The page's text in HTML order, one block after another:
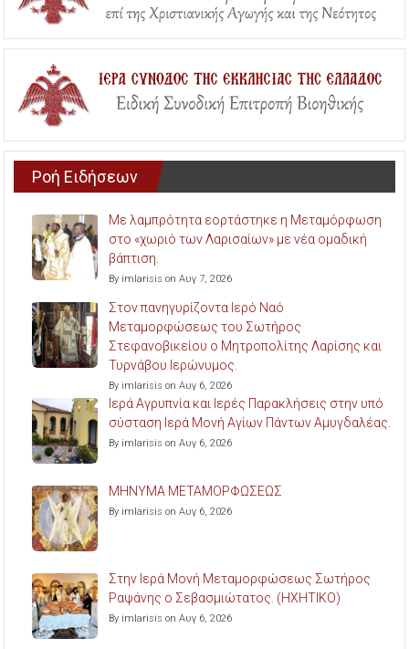
Ροή Ειδήσεων
Με λαμπρότητα εορτάστηκε η Μεταμόρφωση
στο «χωριό των Λαρισαίων» με νέα ομαδική
βάπτιση.
By imlarisis on Αυγ 7, 2026
Στον πανηγυρίζοντα Ιερό Ναό
Μεταμορφώσεως του Σωτήρος
Στεφανοβικείου ο Μητροπολίτης Λαρίσης και
Τυρνάβου Ιερώνυμος.
By imlarisis on Αυγ 6, 2026
Ιερά Αγρυπνία και Ιερές Παρακλήσεις στην υπό
σύσταση Ιερά Μονή Αγίων Πάντων Αμυγδαλέας.
By imlarisis on Αυγ 6, 2026
ΜΗΝΥΜΑ ΜΕΤΑΜΟΡΦΩΣΕΩΣ
By imlarisis on Αυγ 6, 2026
Στην Ιερά Μονή Μεταμορφώσεως Σωτήρος
Ραψάνης ο Σεβασμιώτατος. (ΗΧΗΤΙΚΟ)
By imlarisis on Αυγ 6, 2026